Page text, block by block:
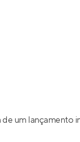
um lançamento